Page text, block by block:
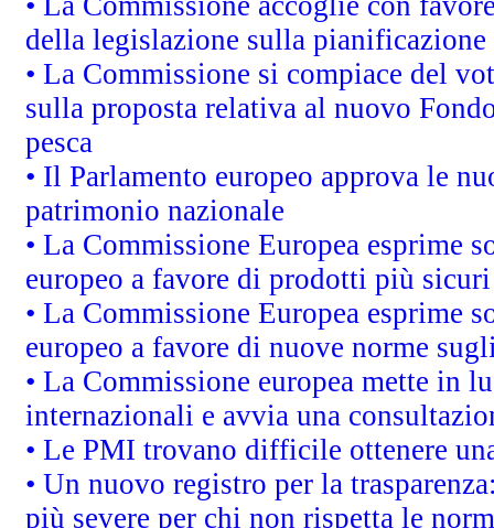
della legislazione sulla
• La Commissione si compiace del
sulla proposta relativa al nuovo
pesca
• Il Parlamento europeo approva le
patrimonio nazionale
• La Commissione Europea esprime
europeo a favore di prodotti più
• La Commissione Europea esprime
europeo a favore di nuove norme
• La Commissione europea mette in
internazionali e avvia una
• Le PMI trovano difficile ottenere
• Un nuovo registro per la
più severe per chi non rispetta le